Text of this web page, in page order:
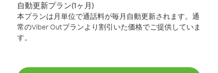
自動更新プラン(1ヶ月)
本プランは月単位で通話料が毎月自動更新されます。通
常のViber Outプランより割引いた価格でご提供していま
す。